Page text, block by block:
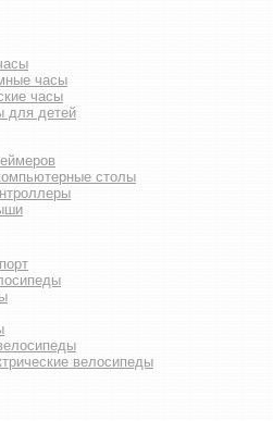
часы
часы
для детей
столы
велосипеды